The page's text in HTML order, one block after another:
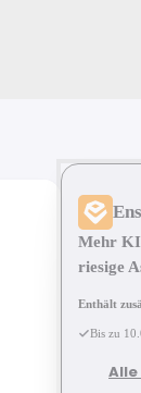
Mehr
riesige
Enthält
Bis zu
Alle